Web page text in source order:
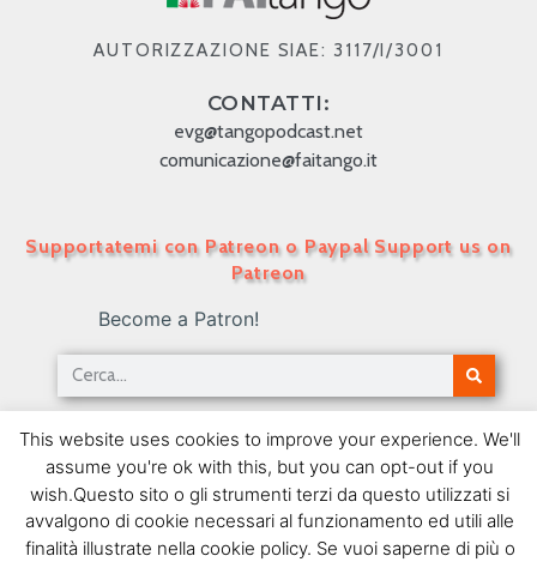
AUTORIZZAZIONE SIAE: 3117/I/3001
CONTATTI:
evg@tangopodcast.net
comunicazione@faitango.it
Supportatemi con Patreon o Paypal Support us on
Patreon
Become a Patron!
Tango Podcast in Italiano – Numero 410 – Gardel
e la Francia V
14/05/2018
SEGUIMI SU FACEBOOK
This website uses cookies to improve your experience. We'll
assume you're ok with this, but you can opt-out if you
wish.Questo sito o gli strumenti terzi da questo utilizzati si
avvalgono di cookie necessari al funzionamento ed utili alle
finalità illustrate nella cookie policy. Se vuoi saperne di più o